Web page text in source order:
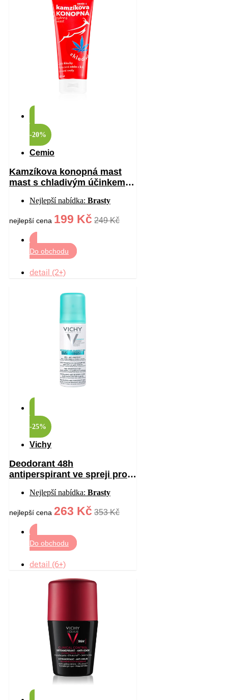
-20%
Cemio
Kamzíkova konopná mast
mast s chladivým účinkem
Nejlepší nabídka: Brasty
nejlepší cena 199 Kč 249 Kč
Do obchodu
detail (2+)
-25%
Vichy
Deodorant 48h
antiperspirant ve spreji proti
Nejlepší nabídka: Brasty
nejlepší cena 263 Kč 353 Kč
Do obchodu
detail (6+)